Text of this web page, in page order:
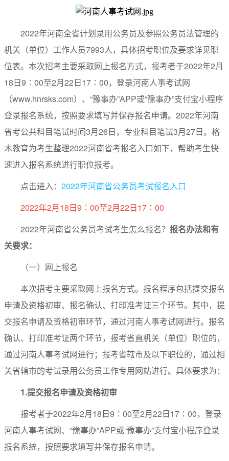
2022年河南全省计划录用公务员及参照公务员法管理的
机关（单位）工作人员7993人，具体招考职位及要求详见职
位表。本次招考主要采取网上报名方式，报考者于2022年2月
18日9∶00至2月22日17∶00，登录河南人事考试网
（www.hnrsks.com）、“豫事办”APP或“豫事办”支付宝小程序
登录报名系统，按照要求填写并保存报名申请。2022年河南
省考公共科目笔试时间3月26日，专业科目笔试3月27日。格
木教育为考生整理2022河南省考报名入口如下，帮助考生快
速进入报名系统进行职位报考。
点击进入： 2022年河南省公务员考试报名入口
2022年2月18日9∶00至2月22日17∶00
2022年河南省公务员考试考生怎么报名？ 报名办法和有
关要求：
（一）网上报名
本次招考主要采取网上报名方式。报名程序包括提交报名
申请及资格初审、报名确认、打印准考证三个环节。其中，提
交报名申请及资格初审环节，通过河南人事考试网进行。报名
确认、打印准考证两个环节，报考省直机关（单位）职位的，
通过河南人事考试网进行；报考省辖市及以下职位的，通过相
关省辖市的考试录用公务员工作专用网站进行。具体要求为：
1.提交报名申请及资格初审
报考者于2022年2月18日9∶00至2月22日17∶00，登录
河南人事考试网、“豫事办”APP或“豫事办”支付宝小程序登录
报名系统，按照要求填写并保存报名申请。